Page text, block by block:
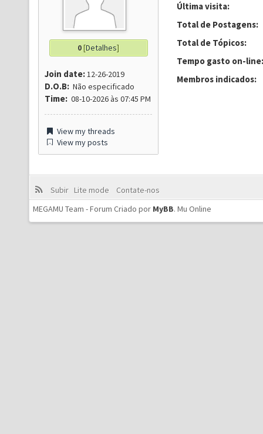
0[Detalhes]
Join date:12-26-2019
D.O.B: Não especificado
Time: 08-10-2026 às 07:45 PM
View my threads
View my posts
Última visita:
Total de Postagens:
Total de Tópicos:
Tempo gasto on-line:
Membros indicados:
Subir Lite mode
Contate-nos
MEGAMU Team - Forum Criado por MyBB. Mu Online